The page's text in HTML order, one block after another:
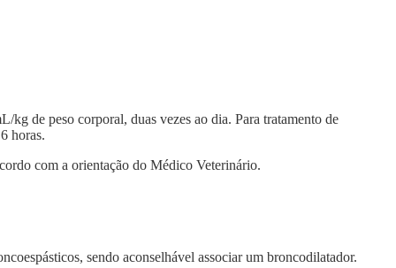
kg de peso corporal, duas vezes ao dia. Para tratamento de
horas.
com a orientação do Médico Veterinário.
sendo aconselhável associar um broncodilatador.